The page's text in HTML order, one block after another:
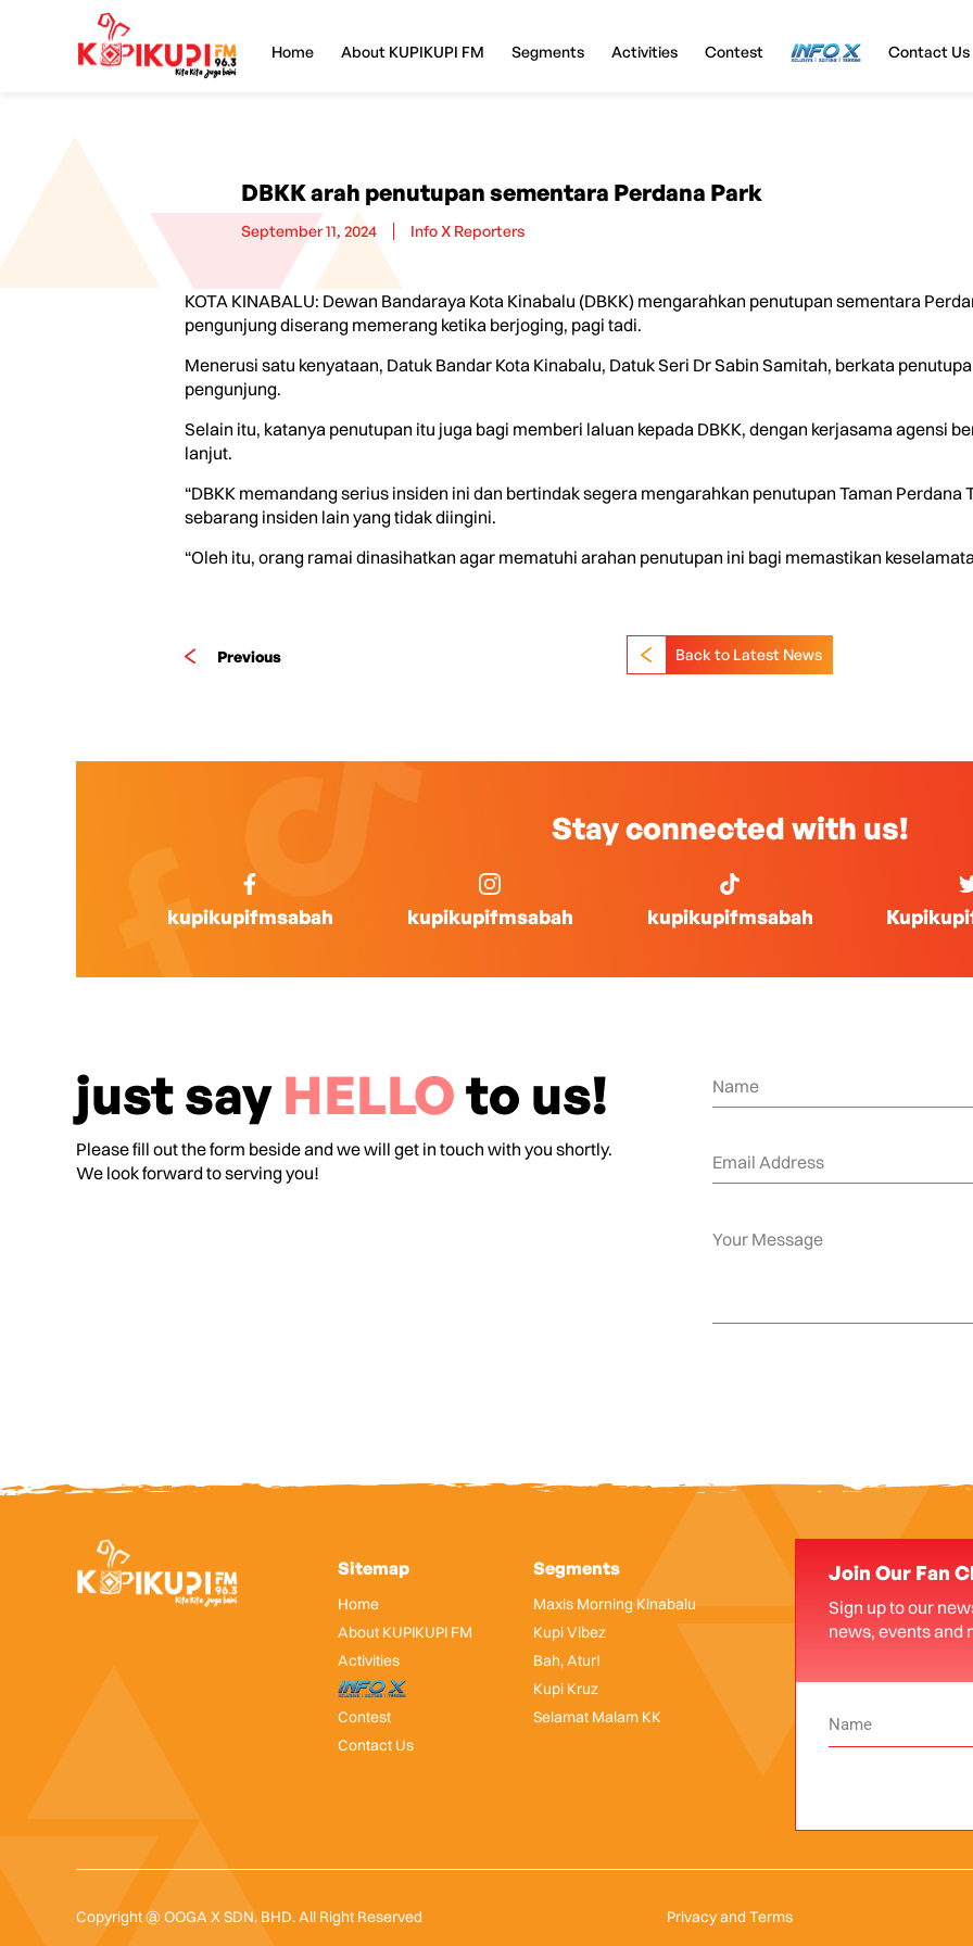
Home About KUPIKUPI FM Segments Activities Contest InfoX Contact Us
DBKK arah penutupan sementara Perdana Park
September 11, 2024 Info X Reporters
KOTA KINABALU: Dewan Bandaraya Kota Kinabalu (DBKK) mengarahkan penutupan sementara
pengunjung diserang memerang ketika berjoging, pagi tadi.
Menerusi satu kenyataan, Datuk Bandar Kota Kinabalu, Datuk Seri Dr Sabin Samitah, berkata
pengunjung.
Selain itu, katanya penutupan itu juga bagi memberi laluan kepada DBKK, dengan kerjasama agensi
lanjut.
“DBKK memandang serius insiden ini dan bertindak segera mengarahkan penutupan Taman Perdana
sebarang insiden lain yang tidak diingini.
“Oleh itu, orang ramai dinasihatkan agar mematuhi arahan penutupan ini bagi memastikan
Previous Back to Latest News
Stay connected with us!
kupikupifmsabah kupikupifmsabah kupikupifmsabah
just say HELLOto us!
Please fill out the form beside and we will get in touch with you shortly.
We look forward to serving you!
Sitemap
Home
About KUPIKUPI FM
Activities
InfoX
Contest
Contact Us
Segments
Maxis Morning Kinabalu
Kupi Vibez
Bah, Atur!
Kupi Kruz
Selamat Malam KK
Join Our Fan
Sign up to our
news, events and
Copyright @ OOGA X SDN. BHD. All Right Reserved Privacy and Terms